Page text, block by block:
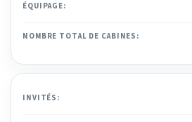
ÉQUIPAGE:
NOMBRE TOTAL DE CABINES:
INVITÉS: